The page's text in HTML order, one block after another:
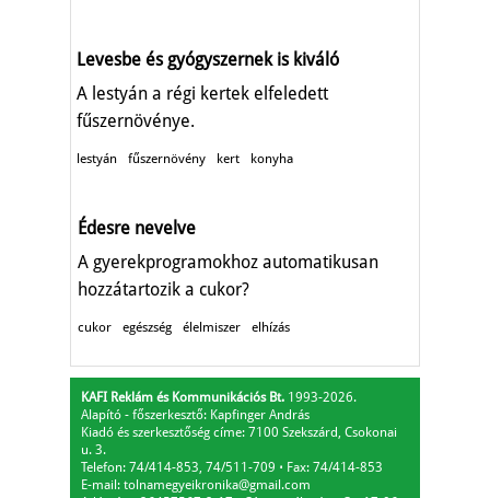
Levesbe és gyógyszernek is kiváló
A lestyán a régi kertek elfeledett
fűszernövénye.
lestyán fűszernövény kert konyha
Édesre nevelve
A gyerekprogramokhoz automatikusan
hozzátartozik a cukor?
cukor egészség élelmiszer elhízás
KAFI Reklám és Kommunikációs Bt. 1993-2026.
Alapító - főszerkesztő: Kapfinger András
Kiadó és szerkesztőség címe: 7100 Szekszárd, Csokonai
u. 3.
Telefon: 74/414-853, 74/511-709 ⋅ Fax: 74/414-853
E-mail: tolnamegyeikronika@gmail.com